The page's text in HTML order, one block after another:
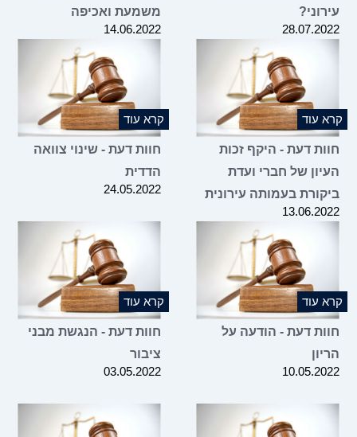
עירוני?
28.07.2022
משמעת ואכיפה
14.06.2022
קרא עוד
חוות דעת - היקף זכות
העיון של חברי ועדת
ביקורת בעמותה עירונית
13.06.2022
קרא עוד
חוות דעת - שינוי צוואה
הדדית
24.05.2022
קרא עוד
חוות דעת - הודעה על
הריון
10.05.2022
קרא עוד
חוות דעת - הנגשת מבני
ציבור
03.05.2022